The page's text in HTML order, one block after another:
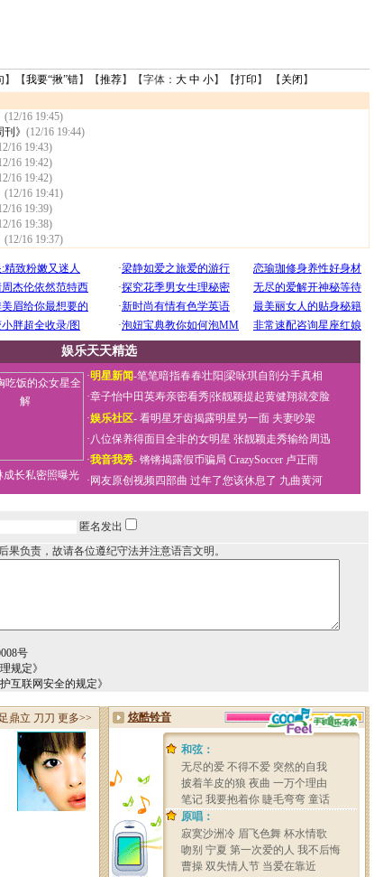
】【我要“揪”错】【推荐】【字体： 大 中 小】【打印 】 【 关闭 】
(12/16 19:45)
》 (12/16 19:44)
16 19:43)
16 19:42)
16 19:42)
(12/16 19:41)
16 19:39)
16 19:38)
(12/16 19:37)
娱乐天天精选
成长私密照曝光
·明星新闻-笔笔暗指春春壮阳 梁咏琪自剖分手真相
·章子怡中田英寿亲密看秀张靓颖提起黄健翔就变脸
·娱乐社区- 看明星牙齿揭露明星另一面 夫妻吵架
·八位保养得面目全非的女明星 张靓颖走秀输给周迅
·我音我秀- 锵锵揭露假币骗局 CrazySoccer 卢正雨
· 网友原创视频四部曲 过年了您该休息了 九曲黄河
匿名发出
果负责，故请各位遵纪守法并注意语言文明。
号
规定》
互联网安全的规定》